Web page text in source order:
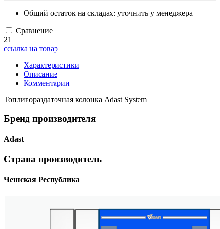
Общий остаток на складах: уточнить у менеджера
Сравнение
21
ссылка на товар
Характеристики
Описание
Комментарии
Топливораздаточная колонка Adast System
Бренд производителя
Adast
Страна производитель
Чешская Республика